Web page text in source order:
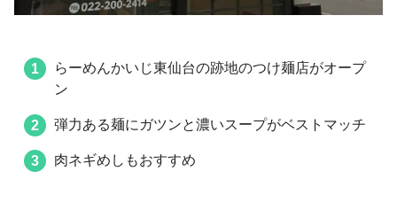
らーめんかいじ東仙台の跡地のつけ麺店がオープ
ン
弾力ある麺にガツンと濃いスープがベストマッチ
肉ネギめしもおすすめ